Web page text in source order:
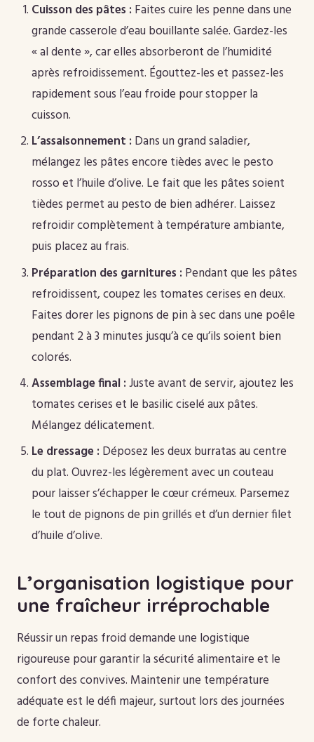
Cuisson des pâtes : Faites cuire les penne dans une
grande casserole d’eau bouillante salée. Gardez-les
« al dente », car elles absorberont de l’humidité
après refroidissement. Égouttez-les et passez-les
rapidement sous l’eau froide pour stopper la
cuisson.
L’assaisonnement : Dans un grand saladier,
mélangez les pâtes encore tièdes avec le pesto
rosso et l’huile d’olive. Le fait que les pâtes soient
tièdes permet au pesto de bien adhérer. Laissez
refroidir complètement à température ambiante,
puis placez au frais.
Préparation des garnitures : Pendant que les pâtes
refroidissent, coupez les tomates cerises en deux.
Faites dorer les pignons de pin à sec dans une poêle
pendant 2 à 3 minutes jusqu’à ce qu’ils soient bien
colorés.
Assemblage final :Juste avant de servir, ajoutez les
tomates cerises et le basilic ciselé aux pâtes.
Mélangez délicatement.
Le dressage : Déposez les deux burratas au centre
du plat. Ouvrez-les légèrement avec un couteau
pour laisser s’échapper le cœur crémeux. Parsemez
le tout de pignons de pin grillés et d’un dernier filet
d’huile d’olive.
L’organisation logistique pour
une fraîcheur irréprochable
Réussir un repas froid demande une logistique
rigoureuse pour garantir la sécurité alimentaire et le
confort des convives. Maintenir une température
adéquate est le défi majeur, surtout lors des journées
de forte chaleur.